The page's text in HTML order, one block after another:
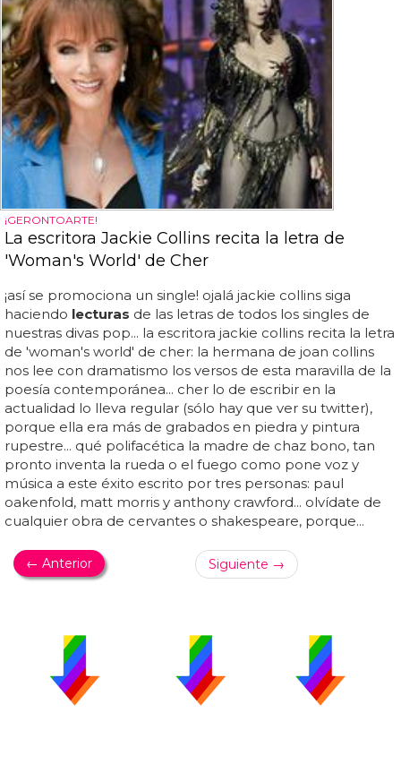
¡GERONTOARTE!
La escritora Jackie Collins recita la letra de
'Woman's World' de Cher
¡así se promociona un single! ojalá jackie collins siga
haciendo lecturas de las letras de todos los singles de
nuestras divas pop... la escritora jackie collins recita la letra
de 'woman's world' de cher: la hermana de joan collins
nos lee con dramatismo los versos de esta maravilla de la
poesía contemporánea... cher lo de escribir en la
actualidad lo lleva regular (sólo hay que ver su twitter),
porque ella era más de grabados en piedra y pintura
rupestre... qué polifacética la madre de chaz bono, tan
pronto inventa la rueda o el fuego como pone voz y
música a este éxito escrito por tres personas: paul
oakenfold, matt morris y anthony crawford... olvídate de
cualquier obra de cervantes o shakespeare, porque...
← Anterior Siguiente →